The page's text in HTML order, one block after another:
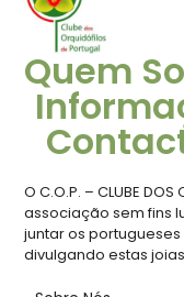
Quem
O C.O.P. – CLUBE DOS
associação sem fins
juntar os
divulgando estas